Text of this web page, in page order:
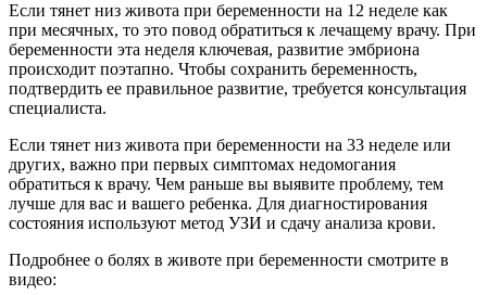
Если тянет низ живота при беременности на 12 неделе как
при месячных, то это повод обратиться к лечащему врачу. При
беременности эта неделя ключевая, развитие эмбриона
происходит поэтапно. Чтобы сохранить беременность,
подтвердить ее правильное развитие, требуется консультация
специалиста.
Если тянет низ живота при беременности на 33 неделе или
других, важно при первых симптомах недомогания
обратиться к врачу. Чем раньше вы выявите проблему, тем
лучше для вас и вашего ребенка. Для диагностирования
состояния используют метод УЗИ и сдачу анализа крови.
Подробнее о болях в животе при беременности смотрите в
видео: